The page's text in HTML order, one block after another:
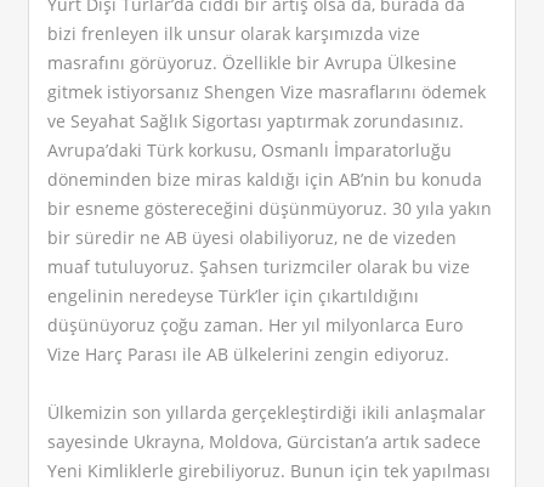
bizi frenleyen ilk unsur olarak karşımızda vize
masrafını görüyoruz. Özellikle bir Avrupa Ülkesine
gitmek istiyorsanız Shengen Vize masraflarını ödemek
ve Seyahat Sağlık Sigortası yaptırmak zorundasınız.
Avrupa’daki Türk korkusu, Osmanlı İmparatorluğu
döneminden bize miras kaldığı için AB’nin bu konuda
bir esneme göstereceğini düşünmüyoruz. 30 yıla yakın
bir süredir ne AB üyesi olabiliyoruz, ne de vizeden
muaf tutuluyoruz. Şahsen turizmciler olarak bu vize
engelinin neredeyse Türk’ler için çıkartıldığını
düşünüyoruz çoğu zaman. Her yıl milyonlarca Euro
Vize Harç Parası ile AB ülkelerini zengin ediyoruz.
Ülkemizin son yıllarda gerçekleştirdiği ikili anlaşmalar
sayesinde Ukrayna, Moldova, Gürcistan’a artık sadece
Yeni Kimliklerle girebiliyoruz. Bunun için tek yapılması